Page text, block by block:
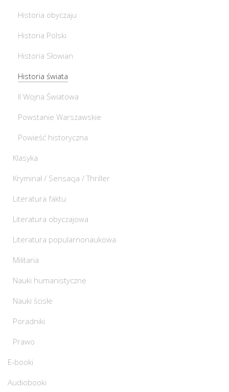
Historia obyczaju
Historia Polski
Historia Słowian
Historia świata
II Wojna Światowa
Powstanie Warszawskie
Powieść historyczna
Klasyka
Kryminał / Sensacja / Thriller
Literatura faktu
Literatura obyczajowa
Literatura popularnonaukowa
Militaria
Nauki humanistyczne
Nauki ścisłe
Poradniki
Prawo
E-booki
Audiobooki